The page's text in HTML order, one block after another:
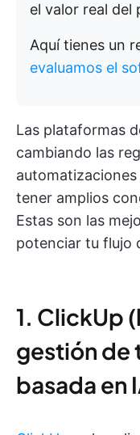
el valor real del
Aquí tienes un
evaluamos el
Las plataformas
cambiando las
tener amplios
Estas son las
potenciar tu flujo
1. ClickUp
gestión de
basada en